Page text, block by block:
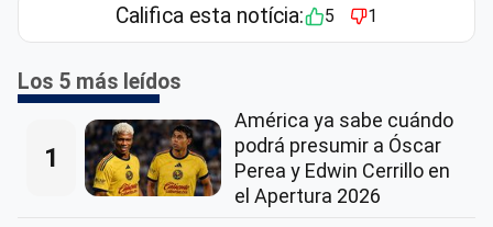
Califica esta notícia: 5 1
Los 5 más leídos
1
América ya sabe cuándo
podrá presumir a Óscar
Perea y Edwin Cerrillo en
el Apertura 2026